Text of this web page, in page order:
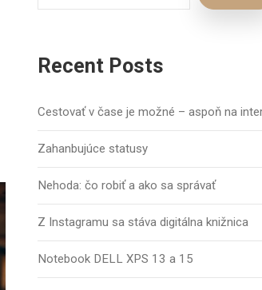
Recent Posts
Cestovať v čase je možné – aspoň na
Zahanbujúce statusy
Nehoda: čo robiť a ako sa správať
Z Instagramu sa stáva digitálna knižnica
Notebook DELL XPS 13 a 15